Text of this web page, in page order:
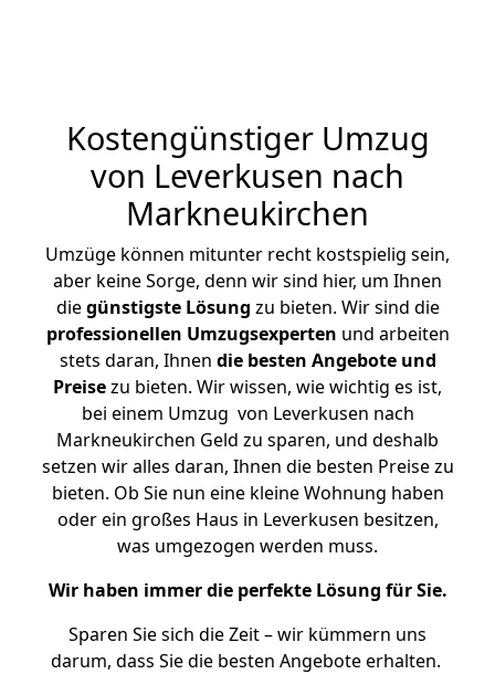
Kostengünstiger Umzug
von Leverkusen nach
Markneukirchen
Umzüge können mitunter recht kostspielig sein,
aber keine Sorge, denn wir sind hier, um Ihnen
diegünstigste Lösung zu bieten. Wir sind die
professionellen Umzugsexperten und arbeiten
stets daran, Ihnen die besten Angebote und
Preisezu bieten. Wir wissen, wie wichtig es ist,
bei einem Umzug von Leverkusen nach
Markneukirchen Geld zu sparen, und deshalb
setzen wir alles daran, Ihnen die besten Preise zu
bieten. Ob Sie nun eine kleine Wohnung haben
oder ein großes Haus in Leverkusen besitzen,
was umgezogen werden muss.
Wir haben immer die perfekte Lösung für Sie.
Sparen Sie sich die Zeit – wir kümmern uns
darum, dass Sie die besten Angebote erhalten.